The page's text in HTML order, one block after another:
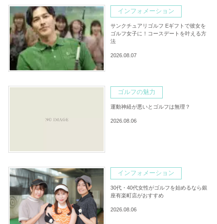
インフォメーション
サンクチュアリゴルフ Eギフトで彼女を
ゴルフ女子に！コースデートを叶える方
法
2026.08.07
ゴルフの魅力
運動神経が悪いとゴルフは無理？
2026.08.06
インフォメーション
30代・40代女性がゴルフを始めるなら銀
座有楽町店がおすすめ
2026.08.06